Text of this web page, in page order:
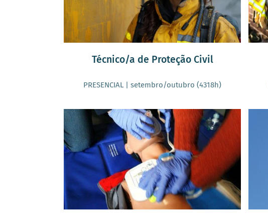
Técnico/a de Proteção Civil
PRESENCIAL | setembro/outubro (4318h)